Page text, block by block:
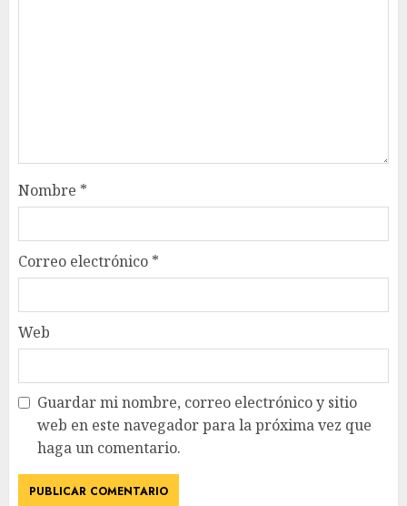
Nombre *
Correo electrónico *
Web
Guardar mi nombre, correo electrónico y sitio
web en este navegador para la próxima vez que
haga un comentario.